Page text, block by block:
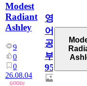
Modest
Radiant
Ashley
9
0
0
26.08.04
영
어
공
부
95